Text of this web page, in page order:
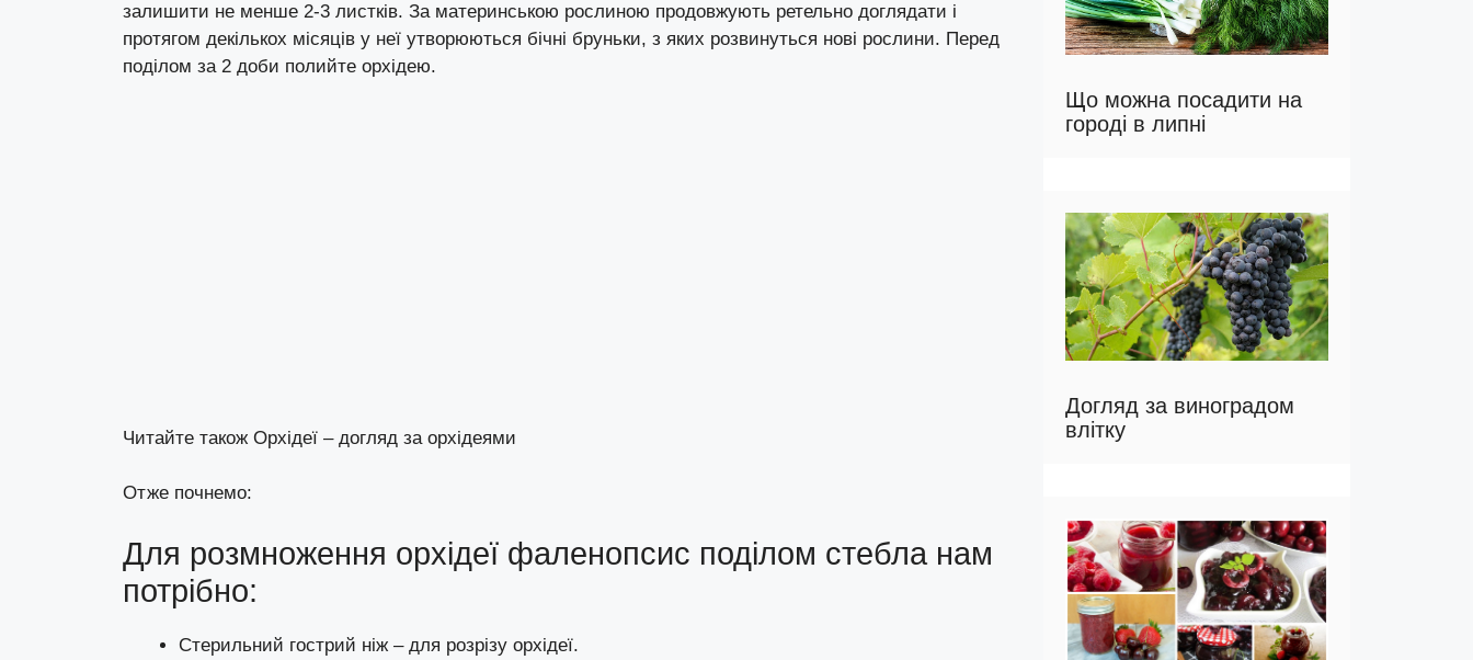
залишити не менше 2-3 листків. За материнською рослиною продовжують ретельно доглядати і
протягом декількох місяців у неї утворюються бічні бруньки, з яких розвинуться нові рослини. Перед
поділом за 2 доби полийте орхідею.
Читайте також Орхідеї – догляд за орхідеями
Отже почнемо:
Для розмноження орхідеї фаленопсиc поділом стебла нам
потрібно:
Стерильний гострий ніж – для розрізу орхідеї.
Що можна посадити на
городі в липні
Догляд за виноградом
влітку